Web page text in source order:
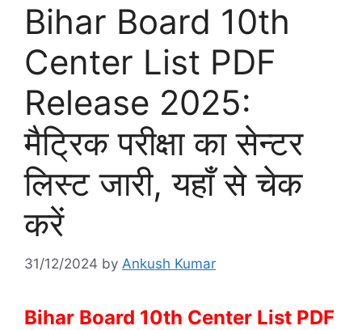
Bihar Board 10th
Center List PDF
Release 2025:
मैट्रिक परीक्षा का सेन्टर
लिस्ट जारी, यहाँ से चेक
करें
31/12/2024 by Ankush Kumar
Bihar Board 10th Center List PDF